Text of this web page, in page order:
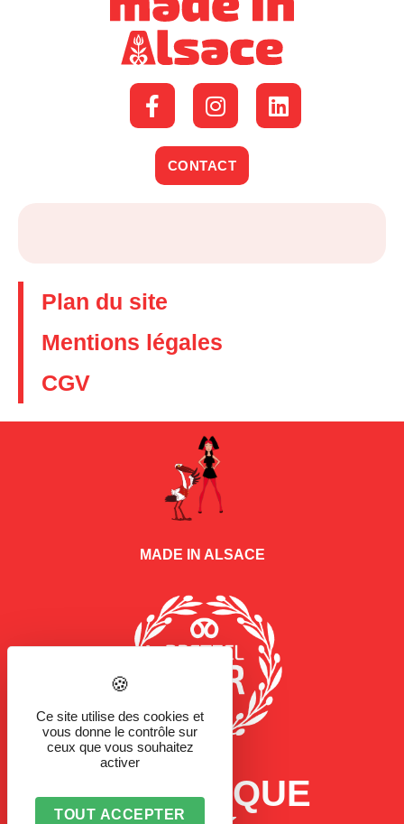
CONTACT
Plan du site
Mentions légales
CGV
MADE IN ALSACE
LA MARQUE
Ce site utilise des cookies et
vous donne le contrôle sur
ceux que vous souhaitez
activer
TOUT ACCEPTER